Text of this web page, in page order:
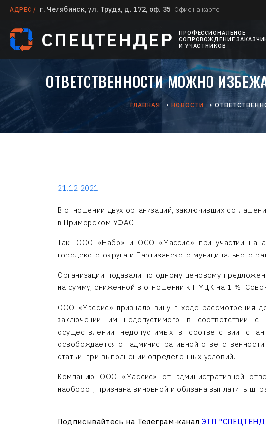
АДРЕС / г. Челябинск, ул. Труда, д. 172, оф. 35 Офис на карте
СПЕЦТЕНДЕР
ПРОФЕССИОНАЛЬНОЕ
СОПРОВОЖДЕНИЕ
И УЧАСТНИКОВ
ОТВЕТСТВЕННОСТИ МОЖНО
ГЛАВНАЯ НОВОСТИ
21.12.2021 г.
В отношении двух организаций, заключивших
в Приморском УФАС.
Так, ООО «Набо» и ООО «Массис» при участии на
городского округа и Партизанского муниципального
Организации подавали по одному ценовому
на сумму, сниженной в отношении к НМЦК на 1 %.
ООО «Массис» признало вину в ходе рассмотрения
заключении им недопустимого в соответствии с
осуществлении недопустимых в соответствии с
освобождается от административной
статьи, при выполнении определенных условий.
Компанию ООО «Массис» от административной
наоборот, признана виновной и обязана выплатить
Подписывайтесь на Телеграм-канал ЭТП